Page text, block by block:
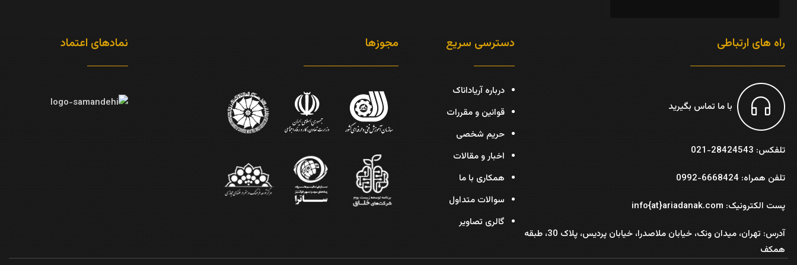
راه های ارتباطی
با ما تماس بگیرید
تلفکس: 28424543-021
تلفن همراه: 6668424-0992
پست الکترونیک: info{at}ariadanak.com
آدرس:
تهران، میدان ونک، خیابان ملاصدرا، خیابان پردیس، پلاک 30، طبقه
همکف
دسترسی سریع
درباره آریاداناک
قوانین و مقررات
حریم شخصی
اخبار و مقالات
همکاری با ما
سوالات متداول
گالری تصاویر
مجوزها نمادهای اعتماد